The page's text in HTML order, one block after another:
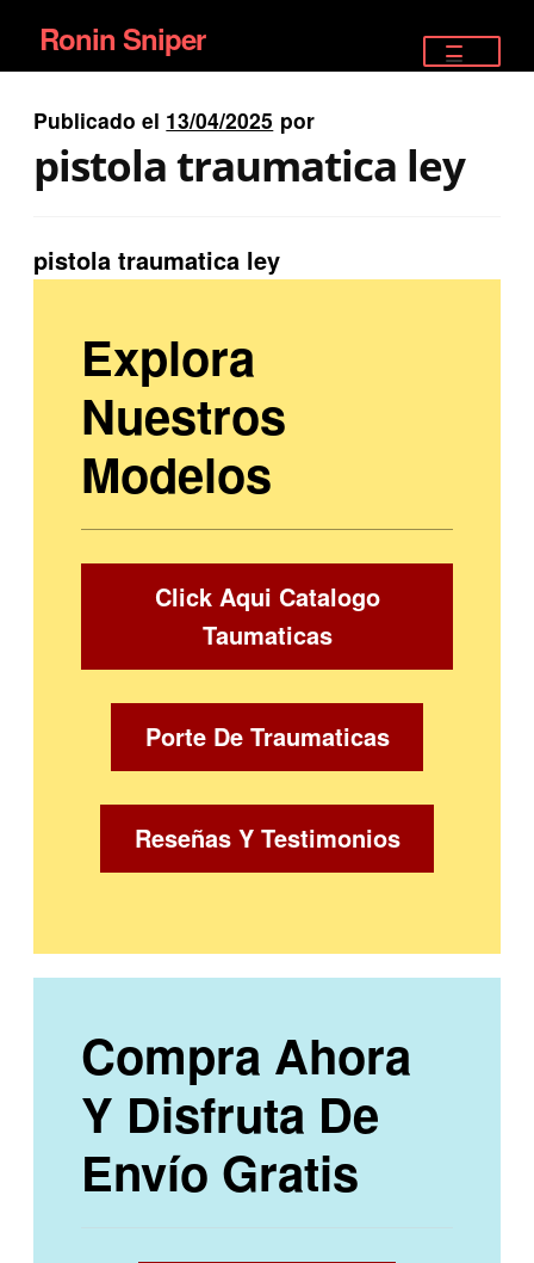
Ir
a
la
navegación
Ir
al
contenido
Ronin Sniper
EQUIPAMIENTO ÉLITE
RIFLES DEPORTIVOS
Publicado el 13/04/2025 por
pistola traumatica ley
pistola traumatica ley
Explora
Nuestros
Modelos
Click Aqui Catalogo
Taumaticas
Porte De Traumaticas
Reseñas Y Testimonios
Compra Ahora
Y Disfruta De
Envío Gratis